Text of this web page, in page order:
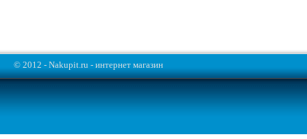
© 2012 - Nakupit.ru - интернет магазин